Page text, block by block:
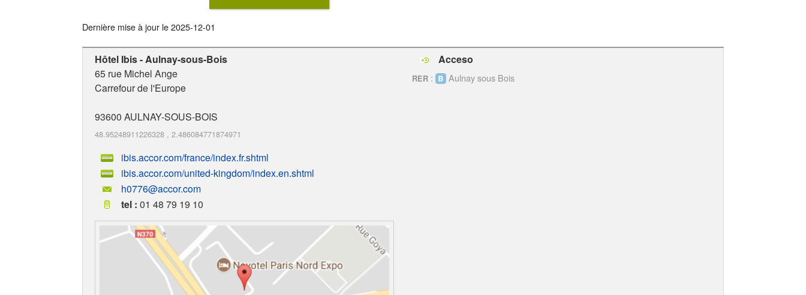
Dernière mise à jour le2025-12-01
Hôtel Ibis - Aulnay-sous-Bois
65 rue Michel Ange
Carrefour de l'Europe
93600 AULNAY-SOUS-BOIS
48.95248911226328 , 2.486084771874971
ibis.accor.com/france/index.fr.shtml
ibis.accor.com/united-kingdom/index.en.shtml
h0776@accor.com
tel : 01 48 79 19 10
Acceso
RER : Aulnay sous Bois